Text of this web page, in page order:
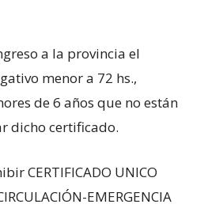
a la provincia el
menor a 72 hs.,
de 6 años que no están
dicho certificado.
CERTIFICADO UNICO
EMERGENCIA